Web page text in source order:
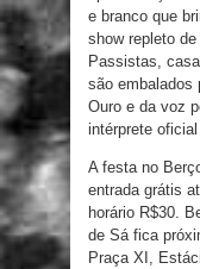
e branco que
show repleto
Passistas,
são embalados
Ouro e da voz
intérprete
A festa no
entrada grátis
horário R$30.
de Sá fica
Praça XI,